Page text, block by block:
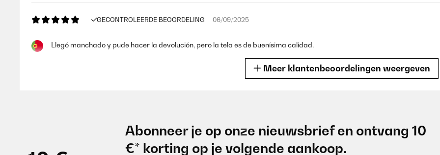
GECONTROLEERDE BEOORDELING 06/09/2025
Llegó manchado y pude hacer la devolución, pero la tela es de buenísima calidad.
Super qualité, légère et douce
Meer klantenbeoordelingen weergeven
Abonneer je op onze nieuwsbrief en ontvang 10
€* korting op je volgende aankoop.